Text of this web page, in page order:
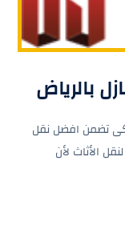
بالرياض
تضمن افضل نقل
الأثاث لأن